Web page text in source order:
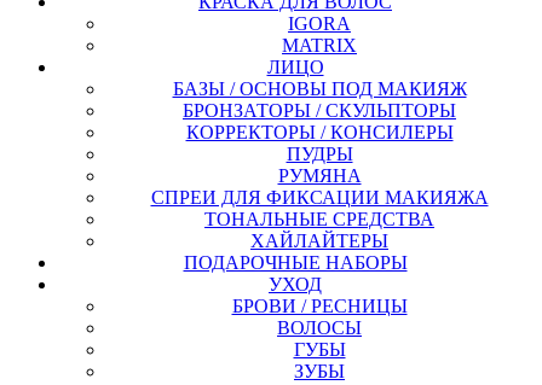
IGORA
MATRIX
ЛИЦО
БАЗЫ / ОСНОВЫ ПОД МАКИЯЖ
БРОНЗАТОРЫ / СКУЛЬПТОРЫ
КОРРЕКТОРЫ / КОНСИЛЕРЫ
ПУДРЫ
РУМЯНА
СПРЕИ ДЛЯ ФИКСАЦИИ МАКИЯЖА
ТОНАЛЬНЫЕ СРЕДСТВА
ХАЙЛАЙТЕРЫ
ПОДАРОЧНЫЕ НАБОРЫ
УХОД
БРОВИ / РЕСНИЦЫ
ВОЛОСЫ
ГУБЫ
ЗУБЫ